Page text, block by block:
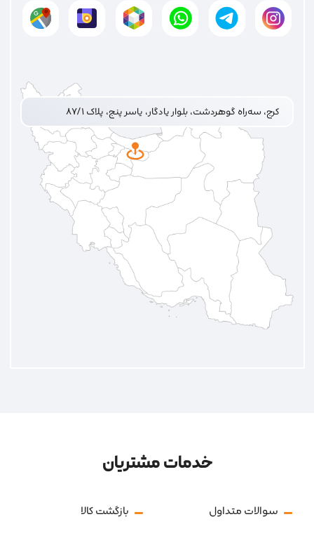
کرج، سه‌راه گوهردشت، بلوار یادگار، یاسر پنج، پلاک ۸۷/۱
خدمات مشتریان
سوالات متداول بازگشت کالا